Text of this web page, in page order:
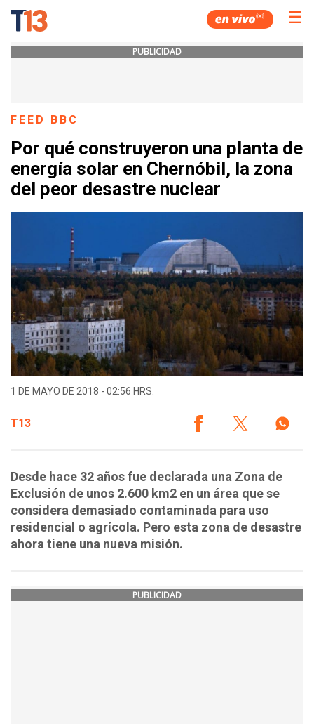
☰
PUBLICIDAD
FEED BBC
Por qué construyeron una planta de
energía solar en Chernóbil, la zona
del peor desastre nuclear
1 DE MAYO DE 2018 - 02:56 HRS.
T13
Desde hace 32 años fue declarada una Zona de
Exclusión de unos 2.600 km2 en un área que se
considera demasiado contaminada para uso
residencial o agrícola. Pero esta zona de desastre
ahora tiene una nueva misión.
PUBLICIDAD